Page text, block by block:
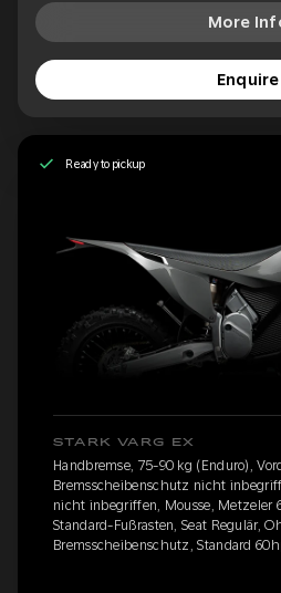
More
Enquire
Ready to pickup
STARK VARG EX
Handbremse, 75-90 kg (Enduro),
Bremsscheibenschutz nicht
nicht inbegriffen, Mousse, Metzeler
Standard-Fußrasten, Seat Regulär,
Bremsscheibenschutz, Standard